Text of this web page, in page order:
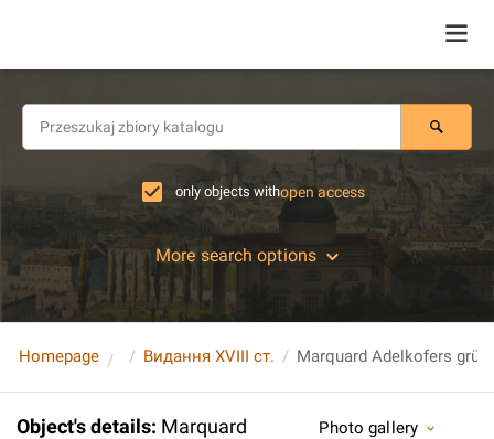
only objects withopen access
More search options
Homepage Видання XVIII ст.
Object's details: Marquard
Photo gallery